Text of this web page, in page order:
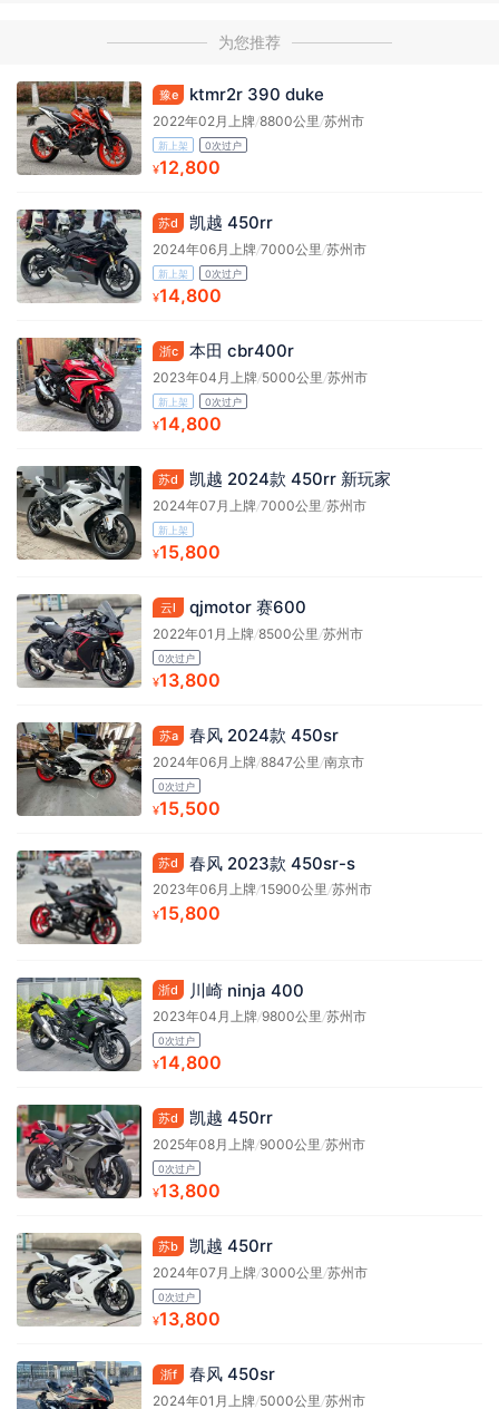
为您推荐
豫e ktmr2r 390 duke
2022年02月上牌/8800公里 /苏州市
新上架 0次过户
¥12,800
苏d 凯越 450rr
2024年06月上牌/7000公里 /苏州市
新上架 0次过户
¥14,800
浙c 本田 cbr400r
2023年04月上牌/5000公里 /苏州市
新上架 0次过户
¥14,800
苏d 凯越 2024款 450rr 新玩家
2024年07月上牌/7000公里 /苏州市
新上架
¥15,800
云l qjmotor 赛600
2022年01月上牌/8500公里 /苏州市
0次过户
¥13,800
苏a 春风 2024款 450sr
2024年06月上牌/8847公里 /南京市
0次过户
¥15,500
苏d 春风 2023款 450sr-s
2023年06月上牌/15900公里/苏州市
¥15,800
浙d 川崎 ninja 400
2023年04月上牌/9800公里/苏州市
0次过户
¥14,800
苏d 凯越 450rr
2025年08月上牌/9000公里/苏州市
0次过户
¥13,800
苏b 凯越 450rr
2024年07月上牌/3000公里/苏州市
0次过户
¥13,800
浙f 春风 450sr
2024年01月上牌/5000公里/苏州市